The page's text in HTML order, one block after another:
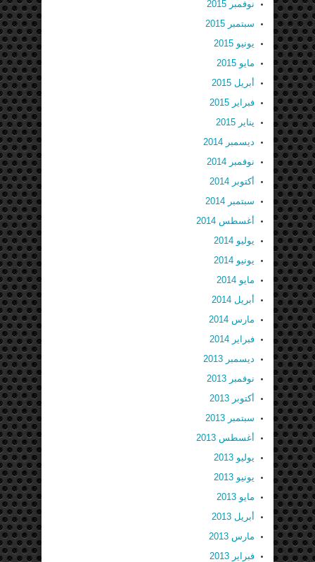
نوفمبر 2015
سبتمبر 2015
يونيو 2015
مايو 2015
أبريل 2015
فبراير 2015
يناير 2015
ديسمبر 2014
نوفمبر 2014
أكتوبر 2014
سبتمبر 2014
أغسطس 2014
يوليو 2014
يونيو 2014
مايو 2014
أبريل 2014
مارس 2014
فبراير 2014
ديسمبر 2013
نوفمبر 2013
أكتوبر 2013
سبتمبر 2013
أغسطس 2013
يوليو 2013
يونيو 2013
مايو 2013
أبريل 2013
مارس 2013
فبراير 2013